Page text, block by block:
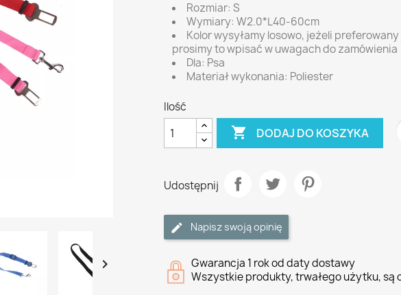

Rozmiar: S
Wymiary: W2.0*L40-60cm
Kolor wysyłamy losowo, jeżeli
prosimy to wpisać w uwagach do zamówienia
Dla: Psa
Materiał wykonania: Poliester
Ilość
 DODAJ DO KOSZYKA
Udostępnij
Napisz swoją opinię
Gwarancja 1 rok od daty dostawy
Wszystkie produkty, trwałego użytku, są